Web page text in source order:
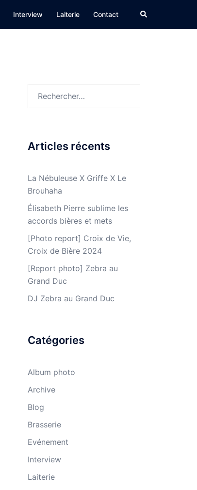
Interview Laiterie Contact Rechercher
Articles récents
La Nébuleuse X Griffe X Le
Brouhaha
Élisabeth Pierre sublime les
accords bières et mets
[Photo report] Croix de Vie,
Croix de Bière 2024
[Report photo] Zebra au
Grand Duc
DJ Zebra au Grand Duc
Catégories
Album photo
Archive
Blog
Brasserie
Evénement
Interview
Laiterie